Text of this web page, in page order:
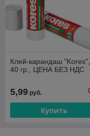
Клей-карандаш "Kores",
40 гр., ЦЕНА БЕЗ НДС
5,99 руб.
Купить